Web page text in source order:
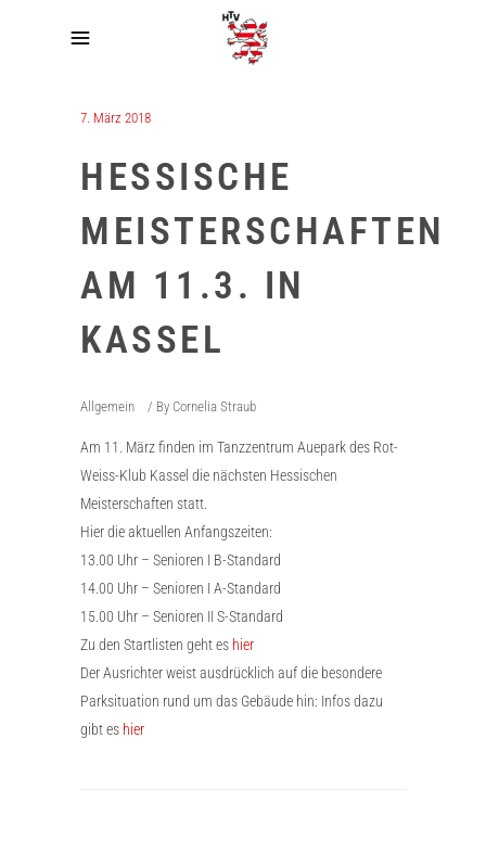
7. März 2018
HESSISCHE
MEISTERSCHAFTEN
AM 11.3. IN
KASSEL
Allgemein By Cornelia Straub
Am 11. März finden im Tanzzentrum Auepark des Rot-
Weiss-Klub Kassel die nächsten Hessischen
Meisterschaften statt.
Hier die aktuellen Anfangszeiten:
13.00 Uhr – Senioren I B-Standard
14.00 Uhr – Senioren I A-Standard
15.00 Uhr – Senioren II S-Standard
Zu den Startlisten geht es hier
Der Ausrichter weist ausdrücklich auf die besondere
Parksituation rund um das Gebäude hin: Infos dazu
gibt es hier